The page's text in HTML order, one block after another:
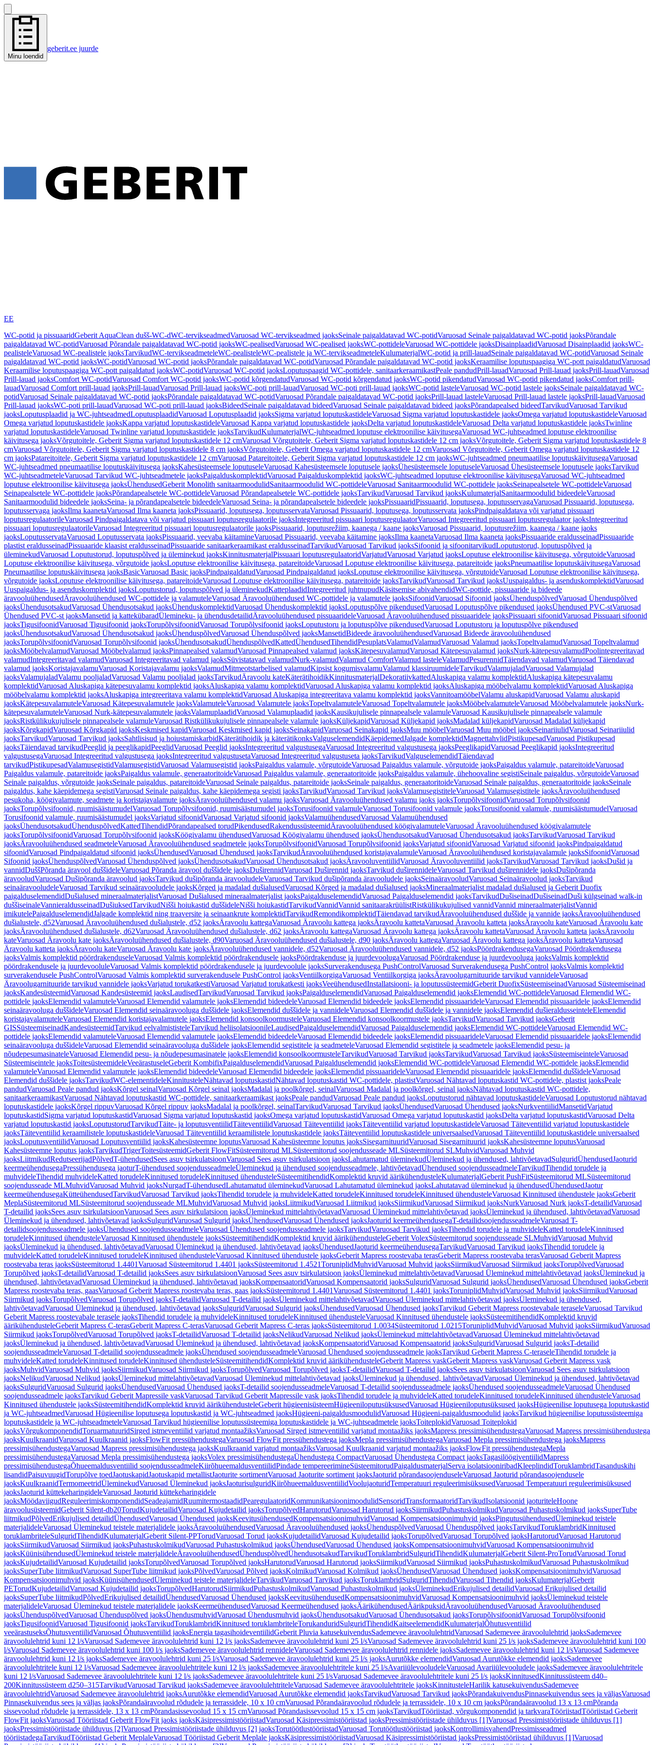
Minu loendid
geberit.ee juurde
EE
WC-potid ja pissuaaridGeberit AquaClean dušš-WC-dWC-tervikseadmedVaruosad WC-tervikseadmed jaoksSeinale paigaldatavad WC-potidVaruosad Seinale paigaldatavad WC-potid jaoksPõrandale
paigaldatavad WC-potidVaruosad Põrandale paigaldatavad WC-potid jaoksWC-pealisedVaruosad WC-pealised jaoksWC-pottideleVaruosad WC-pottidele jaoksDisainplaadidVaruosad Disainplaadid jaoksWC-
pealisteleVaruosad WC-pealistele jaoksTarvikudWC-tervikseadmeteleWC-pealisteleWC-pealistele ja WC-tervikseadmeteleKulumaterjalWC-potid ja prill-lauadSeinale paigaldatavad WC-potidVaruosad Seinale
paigaldatavad WC-potid jaoksWC-potidVaruosad WC-potid jaoksPõrandale paigaldatavad WC-potidVaruosad Põrandale paigaldatavad WC-potid jaoksKeraamilise loputuspaagiga WC-pott paigaldatudVaruosad
Keraamilise loputuspaagiga WC-pott paigaldatud jaoksWC-potidVaruosad WC-potid jaoksLoputuspaagid WC-pottidele, sanitaarkeraamikastPeale pandudPrill-lauadVaruosad Prill-lauad jaoksPrill-lauadVaruosad
Prill-lauad jaoksComfort WC-potidVaruosad Comfort WC-potid jaoksWC-potid kõrgendatudVaruosad WC-potid kõrgendatud jaoksWC-potid pikendatudVaruosad WC-potid pikendatud jaoksComfort prill-
lauadVaruosad Comfort prill-lauad jaoksPrill-lauadVaruosad Prill-lauad jaoksWC-poti prill-lauadVaruosad WC-poti prill-lauad jaoksWC-potid lasteleVaruosad WC-potid lastele jaoksSeinale paigaldatavad WC-
potidVaruosad Seinale paigaldatavad WC-potid jaoksPõrandale paigaldatavad WC-potidVaruosad Põrandale paigaldatavad WC-potid jaoksPrill-lauad lasteleVaruosad Prill-lauad lastele jaoksPrill-lauadVaruosad
Prill-lauad jaoksWC-poti prill-lauadVaruosad WC-poti prill-lauad jaoksBideedSeinale paigaldatavad bideedVaruosad Seinale paigaldatavad bideed jaoksPõrandapealsed bideedTarvikudVaruosad Tarvikud
jaoksLoputusplaadid ja WC-juhtseadmedLoputusplaadidVaruosad Loputusplaadid jaoksSigma varjatud loputuskastideleVaruosad Sigma varjatud loputuskastidele jaoksOmega varjatud loputuskastideleVaruosad
Omega varjatud loputuskastidele jaoksKappa varjatud loputuskastideleVaruosad Kappa varjatud loputuskastidele jaoksDelta varjatud loputuskastideleVaruosad Delta varjatud loputuskastidele jaoksTwinline
varjatud loputuskastideleVaruosad Twinline varjatud loputuskastidele jaoksTarvikudKulumaterjalWC-juhtseadmed loputuse elektroonilise käivitusegaVaruosad WC-juhtseadmed loputuse elektroonilise
käivitusega jaoksVõrgutoitele, Geberit Sigma varjatud loputuskastidele 12 cmVaruosad Võrgutoitele, Geberit Sigma varjatud loputuskastidele 12 cm jaoksVõrgutoitele, Geberit Sigma varjatud loputuskastidele 8
cmVaruosad Võrgutoitele, Geberit Sigma varjatud loputuskastidele 8 cm jaoksVõrgutoitele, Geberit Omega varjatud loputuskastidele 12 cmVaruosad Võrgutoitele, Geberit Omega varjatud loputuskastidele 12
cm jaoksPatareitoitele, Geberit Sigma varjatud loputuskastidele 12 cmVaruosad Patareitoitele, Geberit Sigma varjatud loputuskastidele 12 cm jaoksWC-juhtseadmed pneumaatilise loputuskäivitusegaVaruosad
WC-juhtseadmed pneumaatilise loputuskäivitusega jaoksKahesüsteemsele loputuseleVaruosad Kahesüsteemsele loputusele jaoksÜhesüsteemsele loputuseleVaruosad Ühesüsteemsele loputusele jaoksTarvikud
WC-juhtseadmeteleVaruosad Tarvikud WC-juhtseadmetele jaoksPaigalduskomplektidVaruosad Paigalduskomplektid jaoksWC-juhtseadmed loputuse elektroonilise käivitusegaVaruosad WC-juhtseadmed
loputuse elektroonilise käivitusega jaoksÜhendusedGeberit Monolith sanitaarmoodulidSanitaarmoodulid WC-pottideleVaruosad Sanitaarmoodulid WC-pottidele jaoksSeinapealsetele WC-pottideleVaruosad
Seinapealsetele WC-pottidele jaoksPõrandapealsetele WC-pottideleVaruosad Põrandapealsetele WC-pottidele jaoksTarvikudVaruosad Tarvikud jaoksKulumaterjalSanitaarmoodulid bideedeleVaruosad
Sanitaarmoodulid bideedele jaoksSeina- ja põrandapealsetele bideedeleVaruosad Seina- ja põrandapealsetele bideedele jaoksPissuaaridPissuaarid, loputusega, loputusservagaVaruosad Pissuaarid, loputusega,
loputusservaga jaoksIlma kaanetaVaruosad Ilma kaaneta jaoksPissuaarid, loputusega, loputusservataVaruosad Pissuaarid, loputusega, loputusservata jaoksPindpaigaldatava või varjatud pissuaari
loputusregulaatorileVaruosad Pindpaigaldatava või varjatud pissuaari loputusregulaatorile jaoksIntegreeritud pissuaari loputusregulaatorVaruosad Integreeritud pissuaari loputusregulaator jaoksIntegreeritud
pissuaari loputusregulaatorileVaruosad Integreeritud pissuaari loputusregulaatorile jaoksPissuaarid, loputusrežiim, kaanega / kaane jaoksVaruosad Pissuaarid, loputusrežiim, kaanega / kaane jaoks
jaoksLoputusservataVaruosad Loputusservata jaoksPissuaarid, veevaba käitamineVaruosad Pissuaarid, veevaba käitamine jaoksIlma kaanetaVaruosad Ilma kaaneta jaoksPissuaaride eraldusseinadPissuaaride
plastist eraldusseinadPissuaaride klaasist eraldusseinadPissuaaride sanitaarkeraamikast eraldusseinadTarvikudVaruosad Tarvikud jaoksSifoonid ja sifoonitarvikudLoputustorud, loputuspõlved ja
üleminekudVaruosad Loputustorud, loputuspõlved ja üleminekud jaoksKinnitusmaterjalPissuaari loputusregulaatoridVarjatudVaruosad Varjatud jaoksLoputuse elektroonilise käivitusega, võrgutoideVaruosad
Loputuse elektroonilise käivitusega, võrgutoide jaoksLoputuse elektroonilise käivitusega, patareitoideVaruosad Loputuse elektroonilise käivitusega, patareitoide jaoksPneumaatilise loputuskäivitusegaVaruosad
Pneumaatilise loputuskäivitusega jaoksBasicVaruosad Basic jaoksPindpaigaldatudVaruosad Pindpaigaldatud jaoksLoputuse elektroonilise käivitusega, võrgutoideVaruosad Loputuse elektroonilise käivitusega,
võrgutoide jaoksLoputuse elektroonilise käivitusega, patareitoideVaruosad Loputuse elektroonilise käivitusega, patareitoide jaoksTarvikudVaruosad Tarvikud jaoksUuspaigaldus- ja asenduskomplektidVaruosad
Uuspaigaldus- ja asenduskomplektid jaoksLoputustorud, loputuspõlved ja üleminekudKatteplaadidIntegreeritud juhtnupudKäsitsemise abivahendidWC-pottide, pissuaaride ja bideede
äravooluühendusedÄravooluühendused WC-pottidele ja valamuteleVaruosad Äravooluühendused WC-pottidele ja valamutele jaoksSifoonidVaruosad Sifoonid jaoksÜhenduspõlvedVaruosad Ühenduspõlved
jaoksÜhendusotsakudVaruosad Ühendusotsakud jaoksÜhenduskomplektidVaruosad Ühenduskomplektid jaoksLoputuspõlve pikendusedVaruosad Loputuspõlve pikendused jaoksÜhendused PVC-stVaruosad
Ühendused PVC-st jaoksMansetid ja kattekübaradÜlemineku- ja ühendusdetailidÄravooluühendused pissuaarideleVaruosad Äravooluühendused pissuaaridele jaoksPissuaari sifoonidVaruosad Pissuaari sifoonid
jaoksTigusifoonidVaruosad Tigusifoonid jaoksTorupõlvsifoonidVaruosad Torupõlvsifoonid jaoksLoputustoru ja loputuspõlve pikendusedVaruosad Loputustoru ja loputuspõlve pikendused
jaoksÜhendusotsakudVaruosad Ühendusotsakud jaoksÜhenduspõlvedVaruosad Ühenduspõlved jaoksMansetidBideede äravooluühendusedVaruosad Bideede äravooluühendused
jaoksTorupõlvsifoonidVaruosad Torupõlvsifoonid jaoksÜhendusotsakudÜhenduspõlvedKattedÜhendusedTihendidPesuplatsValamudValamudVaruosad Valamud jaoksTopeltvalamudVaruosad Topeltvalamud
jaoksMööbelvalamudVaruosad Mööbelvalamud jaoksPinnapealsed valamudVaruosad Pinnapealsed valamud jaoksKätepesuvalamudVaruosad Kätepesuvalamud jaoksNurk-kätepesuvalamudPoolintegreeritavad
valamudIntegreeritavad valamudVaruosad Integreeritavad valamud jaoksSüvistatavad valamudNurk-valamudValamud ComfortValamud lasteleValamudPesurennidTäiendavad valamudVaruosad Täiendavad
valamud jaoksKoristajavalamuVaruosad Koristajavalamu jaoksValamudMitmeotstarbelised valamudKipsist kogumisvalamuValamud klassiruumideleTarvikudValamujaladVaruosad Valamujalad
jaoksValamujaladValamu pooljaladVaruosad Valamu pooljalad jaoksTarvikudÄravoolu kateKäterätihoidikKinnitusmaterjalDekoratiivkattedAluskapiga valamu komplektidAluskapiga kätepesuvalamu
komplektidVaruosad Aluskapiga kätepesuvalamu komplektid jaoksAluskapiga valamu komplektidVaruosad Aluskapiga valamu komplektid jaoksAluskapiga mööbelvalamu komplektidVaruosad Aluskapiga
mööbelvalamu komplektid jaoksAluskapiga integreeritava valamu komplektidVaruosad Aluskapiga integreeritava valamu komplektid jaoksVannitoamööbelValamu aluskapidVaruosad Valamu aluskapid
jaoksKätepesuvalamuteleVaruosad Kätepesuvalamutele jaoksValamuteleVaruosad Valamutele jaoksTopeltvalamuteleVaruosad Topeltvalamutele jaoksMööbelvalamuteleVaruosad Mööbelvalamutele jaoksNurk-
kätepesuvalamuteleVaruosad Nurk-kätepesuvalamutele jaoksValamuplaadidVaruosad Valamuplaadid jaoksKausikujulisele pinnapealsele valamuleVaruosad Kausikujulisele pinnapealsele valamule
jaoksRistkülikukujulisele pinnapealsele valamuleVaruosad Ristkülikukujulisele pinnapealsele valamule jaoksKüljekapidVaruosad Küljekapid jaoksMadalad küljekapidVaruosad Madalad küljekapid
jaoksKõrgkapidVaruosad Kõrgkapid jaoksKeskmised kapidVaruosad Keskmised kapid jaoksSeinakapidVaruosad Seinakapid jaoksMuu mööbelVaruosad Muu mööbel jaoksSeinariiulidVaruosad Seinariiulid
jaoksTarvikudVaruosad Tarvikud jaoksSahtlisisud ja hoiustamiskarbidKäterätihoidik ja käterätikonksValguselemendidKäepidemedJalgade komplektidMagnettahvlidPistikupesadVaruosad Pistikupesad
jaoksTäiendavad tarvikudPeeglid ja peeglikapidPeeglidVaruosad Peeglid jaoksIntegreeritud valgustusegaVaruosad Integreeritud valgustusega jaoksPeeglikapidVaruosad Peeglikapid jaoksIntegreeritud
valgustusegaVaruosad Integreeritud valgustusega jaoksIntegreeritud valgustusetaVaruosad Integreeritud valgustuseta jaoksTarvikudValguselemendidTäiendavad
tarvikudPistikupesadValamusegistidValamusegistidVaruosad Valamusegistid jaoksPaigaldus valamule, võrgutoideVaruosad Paigaldus valamule, võrgutoide jaoksPaigaldus valamule, patareitoideVaruosad
Paigaldus valamule, patareitoide jaoksPaigaldus valamule, generaatoritoideVaruosad Paigaldus valamule, generaatoritoide jaoksPaigaldus valamule, ühehoovaline segistiSeinale paigaldus, võrgutoideVaruosad
Seinale paigaldus, võrgutoide jaoksSeinale paigaldus, patareitoideVaruosad Seinale paigaldus, patareitoide jaoksSeinale paigaldus, generaatoritoideVaruosad Seinale paigaldus, generaatoritoide jaoksSeinale
paigaldus, kahe käepidemega segistiVaruosad Seinale paigaldus, kahe käepidemega segisti jaoksTarvikudVaruosad Tarvikud jaoksValamusegistiteleVaruosad Valamusegistitele jaoksÄravooluühendused
pesukoha, köögivalamute, seadmete ja koristajavalamute jaoksÄravooluühendused valamu jaoksVaruosad Äravooluühendused valamu jaoks jaoksTorupõlvsifoonidVaruosad Torupõlvsifoonid
jaoksTorupõlvsifoonid, ruumisäästumudelVaruosad Torupõlvsifoonid, ruumisäästumudel jaoksTorusifoonid valamuleVaruosad Torusifoonid valamule jaoksTorusifoonid valamule, ruumisäästumudelVaruosad
Torusifoonid valamule, ruumisäästumudel jaoksVarjatud sifoonidVaruosad Varjatud sifoonid jaoksValamuühendusedVaruosad Valamuühendused
jaoksÜhendusotsakudÜhenduspõlvedKattedTihendidPõrandapealsed torudPikendusedRakendussüsteemidÄravooluühendused köögivalamuteleVaruosad Äravooluühendused köögivalamutele
jaoksTorupõlvsifoonidVaruosad Torupõlvsifoonid jaoksKöögivalamu ühendusedVaruosad Köögivalamu ühendused jaoksÜhendusotsakudVaruosad Ühendusotsakud jaoksTarvikudVaruosad Tarvikud
jaoksÄravooluühendused seadmeteleVaruosad Äravooluühendused seadmetele jaoksTorupõlvsifoonidVaruosad Torupõlvsifoonid jaoksVarjatud sifoonidVaruosad Varjatud sifoonid jaoksPindpaigaldatud
sifoonidVaruosad Pindpaigaldatud sifoonid jaoksÜhendusedVaruosad Ühendused jaoksTarvikudÄravooluühendused koristajavalamuleVaruosad Äravooluühendused koristajavalamule jaoksSifoonidVaruosad
Sifoonid jaoksÜhenduspõlvedVaruosad Ühenduspõlved jaoksÜhendusotsakudVaruosad Ühendusotsakud jaoksÄravooluventiilidVaruosad Äravooluventiilid jaoksTarvikudVaruosad Tarvikud jaoksDušid ja
vannidDuššPõranda äravool duššideleVaruosad Põranda äravool duššidele jaoksDuširennidVaruosad Duširennid jaoksTarvikud duširennideleVaruosad Tarvikud duširennidele jaoksDušipõranda
äravooludVaruosad Dušipõranda äravoolud jaoksTarvikud dušipõranda äravooludeleVaruosad Tarvikud dušipõranda äravooludele jaoksSeinaäravooludVaruosad Seinaäravoolud jaoksTarvikud
seinaäravooludeleVaruosad Tarvikud seinaäravooludele jaoksKõrged ja madalad dušialusedVaruosad Kõrged ja madalad dušialused jaoksMineraalmaterjalist madalad dušialused ja Geberit Duofix
paigalduselemendidDušialused mineraalmaterjalistVaruosad Dušialused mineraalmaterjalist jaoksPaigalduselemendidVaruosad Paigalduselemendid jaoksTarvikudDušiseinadDušiseinadDuši külgseinad walk-in
duššiseinaleVannieraldusseinadDušiuksedTarvikudNišši hoiukastid duššideleNišši hoiukastidTarvikudVannidVannid sanitaarakrüülistRistkülikukujulised vannidVannid mineraalmaterjalistVannid
imikutelePaigalduselemendidJalgade komplektid ning traaversite ja seinaankrute komplektidTarvikudRemondikomplektidTäiendavad tarvikudÄravooluühendused duššide ja vannide jaoksÄravooluühendused
dušialustele, d52Varuosad Äravooluühendused dušialustele, d52 jaoksÄravoolu kattegaVaruosad Äravoolu kattega jaoksÄravoolu kattetaVaruosad Äravoolu katteta jaoksÄravoolu kateVaruosad Äravoolu kate
jaoksÄravooluühendused dušialustele, d62Varuosad Äravooluühendused dušialustele, d62 jaoksÄravoolu kattegaVaruosad Äravoolu kattega jaoksÄravoolu kattetaVaruosad Äravoolu katteta jaoksÄravoolu
kateVaruosad Äravoolu kate jaoksÄravooluühendused dušialustele, d90Varuosad Äravooluühendused dušialustele, d90 jaoksÄravoolu kattegaVaruosad Äravoolu kattega jaoksÄravoolu kattetaVaruosad
Äravoolu katteta jaoksÄravoolu kateVaruosad Äravoolu kate jaoksÄravooluühendused vannidele, d52Varuosad Äravooluühendused vannidele, d52 jaoksPöördrakendusegaVaruosad Pöördrakendusega
jaoksValmis komplektid pöördrakenduseleVaruosad Valmis komplektid pöördrakendusele jaoksPöördrakenduse ja juurdevoolugaVaruosad Pöördrakenduse ja juurdevooluga jaoksValmis komplektid
pöördrakendusele ja juurdevooluleVaruosad Valmis komplektid pöördrakendusele ja juurdevoolule jaoksSurverakendusega PushControlVaruosad Surverakendusega PushControl jaoksValmis komplektid
surverakendusele PushControlVaruosad Valmis komplektid surverakendusele PushControl jaoksVentiilkorgigaVaruosad Ventiilkorgiga jaoksÄravoolugarnituuride tarvikud vannideleVaruosad
Äravoolugarnituuride tarvikud vannidele jaoksVarjatud torukatkestiVaruosad Varjatud torukatkesti jaoksVeeühendusedInstallatsiooni- ja loputussüsteemidGeberit DuofixSüsteemiseinadVaruosad Süsteemiseinad
jaoksKandesüsteemidVaruosad Kandesüsteemid jaoksLaudisedTarvikudVaruosad Tarvikud jaoksPaigalduselemendidVaruosad Paigalduselemendid jaoksElemendid WC-pottideleVaruosad Elemendid WC-
pottidele jaoksElemendid valamuteleVaruosad Elemendid valamutele jaoksElemendid bideedeleVaruosad Elemendid bideedele jaoksElemendid pissuaarideleVaruosad Elemendid pissuaaridele jaoksElemendid
seinaäravooluga duššideleVaruosad Elemendid seinaäravooluga duššidele jaoksElemendid duššidele ja vannideleVaruosad Elemendid duššidele ja vannidele jaoksElemendid dušieraldusseinteleElemendid
koristajavalamuteleVaruosad Elemendid koristajavalamutele jaoksElemendid konsoolkoormusteleVaruosad Elemendid konsoolkoormustele jaoksTarvikudVaruosad Tarvikud jaoksGeberit
GISSüsteemiseinadKandesüsteemidTarvikud eelvalmististeleTarvikud heliisolatsioonileLaudisedPaigalduselemendidVaruosad Paigalduselemendid jaoksElemendid WC-pottideleVaruosad Elemendid WC-
pottidele jaoksElemendid valamuteleVaruosad Elemendid valamutele jaoksElemendid bideedeleVaruosad Elemendid bideedele jaoksElemendid pissuaarideleVaruosad Elemendid pissuaaridele jaoksElemendid
seinaäravooluga duššideleVaruosad Elemendid seinaäravooluga duššidele jaoksElemendid segistitele ja seadmeteleVaruosad Elemendid segistitele ja seadmetele jaoksElemendid pesu- ja
nõudepesumasinateleVaruosad Elemendid pesu- ja nõudepesumasinatele jaoksElemendid konsoolkoormusteleTarvikudVaruosad Tarvikud jaoksTarvikudVaruosad Tarvikud jaoksSüsteemiseinteleVaruosad
Süsteemiseintele jaoksToitesüsteemideleVeeärastuseleGeberit KombifixPaigalduselemendidVaruosad Paigalduselemendid jaoksElemendid WC-pottideleVaruosad Elemendid WC-pottidele jaoksElemendid
valamuteleVaruosad Elemendid valamutele jaoksElemendid bideedeleVaruosad Elemendid bideedele jaoksElemendid pissuaarideleVaruosad Elemendid pissuaaridele jaoksElemendid duššideleVaruosad
Elemendid duššidele jaoksTarvikudWC-elementideleKinnitusteleNähtavad loputuskastidNähtavad loputuskastid WC-pottidele, plastistVaruosad Nähtavad loputuskastid WC-pottidele, plastist jaoksPeale
pandudVaruosad Peale pandud jaoksKõrgel seinalVaruosad Kõrgel seinal jaoksMadalal ja poolkõrgel, seinalVaruosad Madalal ja poolkõrgel, seinal jaoksNähtavad loputuskastid WC-pottidele,
sanitaarkeraamikastVaruosad Nähtavad loputuskastid WC-pottidele, sanitaarkeraamikast jaoksPeale pandudVaruosad Peale pandud jaoksLoputustorud nähtavad loputuskastideleVaruosad Loputustorud nähtavad
loputuskastidele jaoksKõrgel rippuvVaruosad Kõrgel rippuv jaoksMadalal ja poolkõrgel, seinalTarvikudVaruosad Tarvikud jaoksÜhendusedVaruosad Ühendused jaoksNurkventiilidMansetidVarjatud
loputuskastidSigma varjatud loputuskastidVaruosad Sigma varjatud loputuskastid jaoksOmega varjatud loputuskastidVaruosad Omega varjatud loputuskastid jaoksDelta varjatud loputuskastidVaruosad Delta
varjatud loputuskastid jaoksLoputustorudTarvikudTäite- ja loputusventiilidTäiteventiilidVaruosad Täiteventiilid jaoksTäiteventiilid varjatud loputuskastideleVaruosad Täiteventiilid varjatud loputuskastidele
jaoksTäiteventiilid keraamilistele loputuskastideleVaruosad Täiteventiilid keraamilistele loputuskastidele jaoksTäiteventiilid loputuskastidele universaalsedVaruosad Täiteventiilid loputuskastidele universaalsed
jaoksLoputusventiilidVaruosad Loputusventiilid jaoksKahesüsteemne loputusVaruosad Kahesüsteemne loputus jaoksSisegarnituuridVaruosad Sisegarnituurid jaoksKahesüsteemne loputusVaruosad
Kahesüsteemne loputus jaoksTarvikudTrigerToitesüsteemidGeberit FlowFitSüsteemitorud MLSüsteemitorud soojendusseade MLSüsteemitorud SLMuhvidVaruosad Muhvid
jaoksLiitmikudRedutseerijadPõlvedT-ühendusedSees asuv tsirkulatsioonVaruosad Sees asuv tsirkulatsioon jaoksLahutamatud üleminekudÜleminekud ja ühendused, lahtivõetavadSulguridÜhendusedJaoturid
keermeühendusegaPressühendusega jaoturT-ühendused soojendusseadmeleÜleminekud ja ühendused soojendusseadmele, lahtivõetavadÜhendused soojendusseadmeleTarvikudTihendid torudele ja
muhvideleTihendid muhvideleKatted torudeleKinnitused torudeleKinnitused ühendusteleSüsteemitihendidKomplektid kruvid äärikühendusteleKulumaterjalGeberit PushFitSüsteemitorud MLSüsteemitorud
soojendusseade MLMuhvidVaruosad Muhvid jaoksNurgadT-ühendusedLahutamatud üleminekudVaruosad Lahutamatud üleminekud jaoksLahutatavad üleminekud ja ühendusedÜhendusedJaotur
keermeühendusegaKütteühendusedTarvikudVaruosad Tarvikud jaoksTihendid torudele ja muhvideleKatted torudeleKinnitused torudeleKinnitused ühendusteleVaruosad Kinnitused ühendustele jaoksGeberit
MeplaSüsteemitorud MLSüsteemitorud soojendusseade MLMuhvidVaruosad Muhvid jaoksLiitmikudVaruosad Liitmikud jaoksSiirmikudVaruosad Siirmikud jaoksNurkVaruosad Nurk jaoksT-detailidVaruosad
T-detailid jaoksSees asuv tsirkulatsioonVaruosad Sees asuv tsirkulatsioon jaoksÜleminekud mittelahtivõetavadVaruosad Üleminekud mittelahtivõetavad jaoksÜleminekud ja ühendused, lahtivõetavadVaruosad
Üleminekud ja ühendused, lahtivõetavad jaoksSulguridVaruosad Sulgurid jaoksÜhendusedVaruosad Ühendused jaoksJaoturid keermeühendusegaT-detailidsoojendusseadmeleVaruosad T-
detailidsoojendusseadmele jaoksÜhendused soojendusseadmeleVaruosad Ühendused soojendusseadmele jaoksTarvikudVaruosad Tarvikud jaoksTihendid torudele ja muhvideleKatted torudeleKinnitused
torudeleKinnitused ühendusteleVaruosad Kinnitused ühendustele jaoksSüsteemitihendidKomplektid kruvid äärikühendusteleGeberit VolexSüsteemitorud soojendusseade SLMuhvidVaruosad Muhvid
jaoksÜleminekud ja ühendused, lahtivõetavadVaruosad Üleminekud ja ühendused, lahtivõetavad jaoksÜhendusedJaoturid keermeühendusegaTarvikudVaruosad Tarvikud jaoksTihendid torudele ja
muhvideleKatted torudeleKinnitused torudeleKinnitused ühendusteleVaruosad Kinnitused ühendustele jaoksGeberit Mapress roostevaba terasGeberit Mapress roostevaba terasVaruosad Geberit Mapress
roostevaba teras jaoksSüsteemitorud 1.4401Varuosad Süsteemitorud 1.4401 jaoksSüsteemitorud 1.4521ToruniplidMuhvidVaruosad Muhvid jaoksSiirmikudVaruosad Siirmikud jaoksTorupõlvedVaruosad
Torupõlved jaoksT-detailidVaruosad T-detailid jaoksSees asuv tsirkulatsioonVaruosad Sees asuv tsirkulatsioon jaoksÜleminekud mittelahtivõetavadVaruosad Üleminekud mittelahtivõetavad jaoksÜleminekud ja
ühendused, lahtivõetavadVaruosad Üleminekud ja ühendused, lahtivõetavad jaoksKompensaatoridVaruosad Kompensaatorid jaoksSulguridVaruosad Sulgurid jaoksÜhendusedVaruosad Ühendused jaoksGeberit
Mapress roostevaba teras, gaasVaruosad Geberit Mapress roostevaba teras, gaas jaoksSüsteemitorud 1.4401Varuosad Süsteemitorud 1.4401 jaoksToruniplidMuhvidVaruosad Muhvid jaoksSiirmikudVaruosad
Siirmikud jaoksTorupõlvedVaruosad Torupõlved jaoksT-detailidVaruosad T-detailid jaoksÜleminekud mittelahtivõetavadVaruosad Üleminekud mittelahtivõetavad jaoksÜleminekud ja ühendused,
lahtivõetavadVaruosad Üleminekud ja ühendused, lahtivõetavad jaoksSulguridVaruosad Sulgurid jaoksÜhendusedVaruosad Ühendused jaoksTarvikud Geberit Mapress roostevabale teraseleVaruosad Tarvikud
Geberit Mapress roostevabale terasele jaoksTihendid torudele ja muhvideleKinnitused torudeleKinnitused ühendusteleVaruosad Kinnitused ühendustele jaoksSüsteemitihendidKomplektid kruvid
äärikühendusteleGeberit Mapress C-terasGeberit Mapress C-terasVaruosad Geberit Mapress C-teras jaoksSüsteemitorud 1.0034Süsteemitorud 1.0215ToruniplidMuhvidVaruosad Muhvid jaoksSiirmikudVaruosad
Siirmikud jaoksTorupõlvedVaruosad Torupõlved jaoksT-detailidVaruosad T-detailid jaoksNelikudVaruosad Nelikud jaoksÜleminekud mittelahtivõetavadVaruosad Üleminekud mittelahtivõetavad
jaoksÜleminekud ja ühendused, lahtivõetavadVaruosad Üleminekud ja ühendused, lahtivõetavad jaoksKompensaatoridVaruosad Kompensaatorid jaoksSulguridVaruosad Sulgurid jaoksT-detailid
soojendusseadmeleVaruosad T-detailid soojendusseadmele jaoksÜhendused soojendusseadmeleVaruosad Ühendused soojendusseadmele jaoksTarvikud Geberit Mapress C-teraseleTihendid torudele ja
muhvideleKatted torudeleKinnitused torudeleKinnitused ühendusteleSüsteemitihendidKomplektid kruvid äärikühendusteleGeberit Mapress vaskGeberit Mapress vaskVaruosad Geberit Mapress vask
jaoksMuhvidVaruosad Muhvid jaoksSiirmikudVaruosad Siirmikud jaoksTorupõlvedVaruosad Torupõlved jaoksT-detailidVaruosad T-detailid jaoksSees asuv tsirkulatsioonVaruosad Sees asuv tsirkulatsioon
jaoksNelikudVaruosad Nelikud jaoksÜleminekud mittelahtivõetavadVaruosad Üleminekud mittelahtivõetavad jaoksÜleminekud ja ühendused, lahtivõetavadVaruosad Üleminekud ja ühendused, lahtivõetavad
jaoksSulguridVaruosad Sulgurid jaoksÜhendusedVaruosad Ühendused jaoksT-detailid soojendusseadmeleVaruosad T-detailid soojendusseadmele jaoksÜhendused soojendusseadmeleVaruosad Ühendused
soojendusseadmele jaoksTarvikud Geberit Mapressile vaskVaruosad Tarvikud Geberit Mapressile vask jaoksTihendid torudele ja muhvideleKatted torudeleKinnitused torudeleKinnitused ühendusteleVaruosad
Kinnitused ühendustele jaoksSüsteemitihendidKomplektid kruvid äärikühendusteleGeberit hügieenisüsteemHügieeniloputusüksusedVaruosad Hügieeniloputusüksused jaoksHügieenilise loputusega loputuskastid
ja WC-juhtseadmedVaruosad Hügieenilise loputusega loputuskastid ja WC-juhtseadmed jaoksHügieeni-paigaldusmoodulidVaruosad Hügieeni-paigaldusmoodulid jaoksTarvikud hügieenilise loputussüsteemiga
loputuskastidele ja WC-juhtseadmeteleVaruosad Tarvikud hügieenilise loputussüsteemiga loputuskastidele ja WC-juhtseadmetele jaoksToiteplokidVaruosad Toiteplokid
jaoksVõrgukomponendidToruarmatuuridSirged istmeventiilid varjatud montaažiksVaruosad Sirged istmeventiilid varjatud montaažiks jaoksMapress pressimisühendustegaVaruosad Mapress pressimisühendustega
jaoksKuulkraanidVaruosad Kuulkraanid jaoksFlowFit pressühendustegaVaruosad FlowFit pressühendustega jaoksMepla pressimisühendustegaVaruosad Mepla pressimisühendustega jaoksMapress
pressimisühendustegaVaruosad Mapress pressimisühendustega jaoksKuulkraanid varjatud montaažiksVaruosad Kuulkraanid varjatud montaažiks jaoksFlowFit pressühendustegaMepla
pressimisühendustegaVaruosad Mepla pressimisühendustega jaoksVolex pressimisühendustegaÜhendustega CompactVaruosad Ühendustega Compact jaoksTagasilöögiventiilidMapress
pressimisühendustegaÕhueemaldusventiilid soojendusseadmeleKiirõhueemaldusventiilidPindade tempereerimineSüsteemitorudPaigaldusmaterjalServa isolatsiooniribadKleeplindidToruklambridTasanduskihi
lisandidPaisuvuugidTorupõlve toedJaotuskapidJaotuskapid metallistJaoturite sortimentVaruosad Jaoturite sortiment jaoksJaoturid põrandasoojenduseleVaruosad Jaoturid põrandasoojendusele
jaoksKuulkraanidTermomeetridÜleminekudVaruosad Üleminekud jaoksJaoturisulguridKiirõhueemaldusventiilidVoolujaoturidTemperatuuri reguleerimisüksusedVaruosad Temperatuuri reguleerimisüksused
jaoksJaoturid küttekeharingideleVaruosad Jaoturid küttekeharingidele
jaoksMöödaviigudReguleerimiskomponendidSeadeajamidRuumitermostaadidPearegulaatoridKommunikatsioonimoodulidSensoridTransformaatoridTarvikudIsolatsioonid jaoturiteleHoone
äravoolusüsteemidGeberit Silent-db20TorudKujudetailidVaruosad Kujudetailid jaoksTorupõlvedHarutorudVaruosad Harutorud jaoksSiirmikudPuhastuskolmikudVaruosad Puhastuskolmikud jaoksSuperTube
liitmikudPõlvedErikujulised detailidÜhendusedVaruosad Ühendused jaoksKeevitusühendusedKompensatsioonimuhvidVaruosad Kompensatsioonimuhvid jaoksPingutusühendusedÜleminekud teistele
materjalideleVaruosad Üleminekud teistele materjalidele jaoksÄravooluühendusedVaruosad Äravooluühendused jaoksÜhenduspõlvedVaruosad Ühenduspõlved jaoksTarvikudToruklambridKinnitused
toruklambriteleSulguridTihendidKulumaterjalGeberit Silent-PPTorudVaruosad Torud jaoksKujudetailidVaruosad Kujudetailid jaoksTorupõlvedVaruosad Torupõlved jaoksHarutorudVaruosad Harutorud
jaoksSiirmikudVaruosad Siirmikud jaoksPuhastuskolmikudVaruosad Puhastuskolmikud jaoksÜhendusedVaruosad Ühendused jaoksKompensatsioonimuhvidVaruosad Kompensatsioonimuhvid
jaoksKüünisühendusedÜleminekud teistele materjalideleÄravooluühendusedÜhenduspõlvedÜhendusotsakudTarvikudToruklambridSulguridTihendidKulumaterjalGeberit Silent-ProTorudVaruosad Torud
jaoksKujudetailidVaruosad Kujudetailid jaoksTorupõlvedVaruosad Torupõlved jaoksHarutorudVaruosad Harutorud jaoksSiirmikudVaruosad Siirmikud jaoksPuhastuskolmikudVaruosad Puhastuskolmikud
jaoksSuperTube liitmikudVaruosad SuperTube liitmikud jaoksPõlvedVaruosad Põlved jaoksKolmikudVaruosad Kolmikud jaoksÜhendusedVaruosad Ühendused jaoksKompensatsioonimuhvidVaruosad
Kompensatsioonimuhvid jaoksKüünisühendusedÜleminekud teistele materjalideleTarvikudVaruosad Tarvikud jaoksToruklambridSulguridTihendidVaruosad Tihendid jaoksKulumaterjalGeberit
PETorudKujudetailidVaruosad Kujudetailid jaoksTorupõlvedHarutorudSiirmikudPuhastuskolmikudVaruosad Puhastuskolmikud jaoksÜleminekudErikujulised detailidVaruosad Erikujulised detailid
jaoksSuperTube liitmikudPõlvedErikujulised detailidÜhendusedVaruosad Ühendused jaoksKeevitusühendusedKompensatsioonimuhvidVaruosad Kompensatsioonimuhvid jaoksÜleminekud teistele
materjalideleVaruosad Üleminekud teistele materjalidele jaoksKeermeühendusedVaruosad Keermeühendused jaoksÄärikühendusedÄärikpuksidÄravooluühendusedVaruosad Äravooluühendused
jaoksÜhenduspõlvedVaruosad Ühenduspõlved jaoksÜhendusmuhvidVaruosad Ühendusmuhvid jaoksÜhendusotsakudVaruosad Ühendusotsakud jaoksTorupõlvsifoonidVaruosad Torupõlvsifoonid
jaoksTigusifoonidVaruosad Tigusifoonid jaoksTarvikudToruklambridKinnitused toruklambriteleTorukanduridSulguridTihendidKaitseelemendidKulumaterjalÕhutusventiilid
veeärastuseksÕhutusventiilidVaruosad Õhutusventiilid jaoksEnergia tagasihoideventiilidGeberit Pluvia katusekuivendusSademevee äravoolulehtridVaruosad Sademevee äravoolulehtrid jaoksSademevee
äravoolulehtrid kuni 12 l/sVaruosad Sademevee äravoolulehtrid kuni 12 l/s jaoksSademevee äravoolulehtrid kuni 25 l/sVaruosad Sademevee äravoolulehtrid kuni 25 l/s jaoksSademevee äravoolulehtrid kuni 100
l/sVaruosad Sademevee äravoolulehtrid kuni 100 l/s jaoksSademevee äravoolulehtrid rennideleVaruosad Sademevee äravoolulehtrid rennidele jaoksSademevee äravoolulehtrid kuni 12 l/sVaruosad Sademevee
äravoolulehtrid kuni 12 l/s jaoksSademevee äravoolulehtrid kuni 25 l/sVaruosad Sademevee äravoolulehtrid kuni 25 l/s jaoksAurutõkke elemendidVaruosad Aurutõkke elemendid jaoksSademevee
äravoolulehtritele kuni 12 l/sVaruosad Sademevee äravoolulehtritele kuni 12 l/s jaoksSademevee äravoolulehtritele kuni 25 l/sAvariiülevooludeleVaruosad Avariiülevooludele jaoksSademevee äravoolulehtritele
kuni 12 l/sVaruosad Sademevee äravoolulehtritele kuni 12 l/s jaoksSademevee äravoolulehtritele kuni 25 l/sVaruosad Sademevee äravoolulehtritele kuni 25 l/s jaoksKinnitusedKinnitussüsteem d40–
200Kinnitussüsteem d250–315TarvikudVaruosad Tarvikud jaoksSademevee äravoolulehtriteleVaruosad Sademevee äravoolulehtritele jaoksKinnitusteleHarilik katusekuivendusSademevee
äravoolulehtridVaruosad Sademevee äravoolulehtrid jaoksAurutõkke elemendidVaruosad Aurutõkke elemendid jaoksTarvikudVaruosad Tarvikud jaoksPõrandakuivendusPinnasekuivendus sees ja väljasVaruosad
Pinnasekuivendus sees ja väljas jaoksPõrandaäravoolud rõdudele ja terrassidele, 10 x 10 cmVaruosad Põrandaäravoolud rõdudele ja terrassidele, 10 x 10 cm jaoksPõrandaäravoolud 13 x 13 cmPõranda
sissevoolud rõdudele ja terrassidele, 13 x 13 cmPõrandasissevoolud 15 x 15 cmVaruosad Põrandasissevoolud 15 x 15 cm jaoksTarvikudTööriistad, võrgukomponendid ja tarkvaraTööriistadTööriistad Geberit
FlowFit jaoksVaruosad Tööriistad Geberit FlowFit jaoks jaoksKäsipressimistööriistadVaruosad Käsipressimistööriistad jaoksPressimistööriistade ühilduvus [1]Varuosad Pressimistööriistade ühilduvus [1]
jaoksPressimistööriistade ühilduvus [2]Varuosad Pressimistööriistade ühilduvus [2] jaoksTorutöötlustööriistadVaruosad Torutöötlustööriistad jaoksKontrollimisvahendPressimisseadmed
tööriistadegaTarvikudTööriistad Geberit MeplaleVaruosad Tööriistad Geberit Meplale jaoksKäsipressimistööriistadVaruosad Käsipressimistööriistad jaoksPressimistööriistad ühilduvus [1]Varuosad